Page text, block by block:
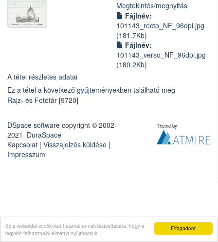
Elfogadom!
Ez a weboldal cookie-kat használ annak biztosítására, hogy a
legjobb felhasználói élményt nyújthassuk
Megtekintés/megnyitás
Fájlnév:
101143_recto_NF_96dpi.jpg
(181.7Kb)
Fájlnév:
101143_verso_NF_96dpi.jpg
(180.2Kb)
A tétel részletes adatai
Ez a tétel a következő gyűjteményekben található meg
Rajz- és Fotótár [9720]
DSpace software copyright © 2002-
2021 DuraSpace
Kapcsolat | Visszajelzés küldése |
Impresszum
Theme by